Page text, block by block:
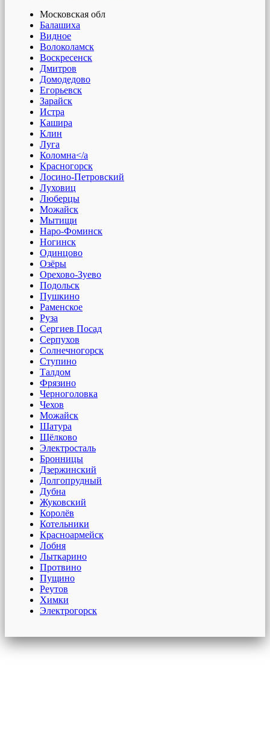
Московская обл
Балашиха
Видное
Волоколамск
Воскресенск
Дмитров
Домодедово
Егорьевск
Зарайск
Истра
Кашира
Клин
Луга
Коломна</a
Красногорск
Лосино-Петровский
Луховиц
Люберцы
Можайск
Мытищи
Наро-Фоминск
Ногинск
Одинцово
Озёры
Орехово-Зуево
Подольск
Пушкино
Раменское
Руза
Сергиев Посад
Серпухов
Солнечногорск
Ступино
Талдом
Фрязино
Черноголовка
Чехов
Можайск
Шатура
Щёлково
Электросталь
Бронницы
Дзержинский
Долгопрудный
Дубна
Жуковский
Королёв
Котельники
Красноармейск
Лобня
Лыткарино
Протвино
Пущино
Реутов
Химки
Электрогорск